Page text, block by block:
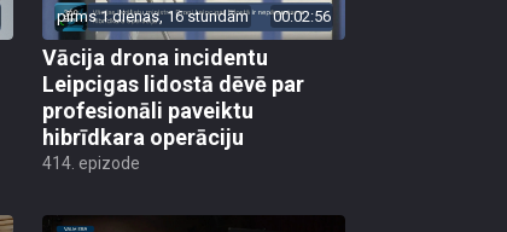
pirms 1 dienas, 16 stundām 00:02:56
Vācija drona incidentu
Leipcigas lidostā dēvē par
profesionāli paveiktu
hibrīdkara operāciju
414. epizode